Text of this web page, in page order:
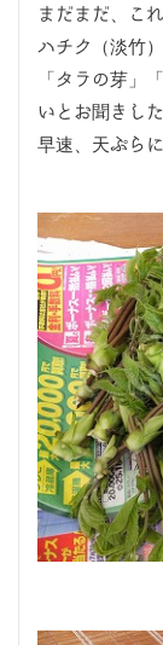
まだまだ、こ
ハチク（淡竹
「タラの芽」
いとお聞きし
早速、天ぷら